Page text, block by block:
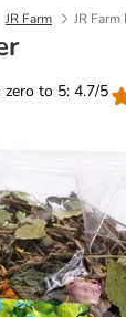
JR Farm JR
to 5: 4.7/5